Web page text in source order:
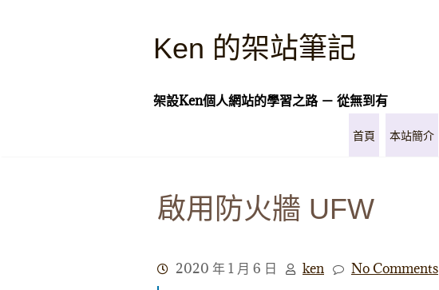
Ken 的架站筆記
架設Ken個人網站的學習之路 － 從無到有
首頁 本站簡介
啟用防火牆 UFW
2020 年 1 月 6 日 ken
No Comments